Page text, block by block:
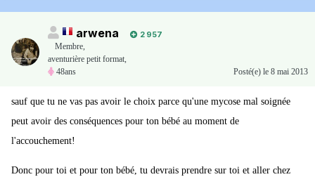
arwena
2 957
Membre,
aventurière petit format,
48ans
Posté(e) le 8 mai 2013
sauf que tu ne vas pas avoir le choix parce qu'une mycose mal soignée
peut avoir des conséquences pour ton bébé au moment de
l'accouchement!
Donc pour toi et pour ton bébé, tu devrais prendre sur toi et aller chez